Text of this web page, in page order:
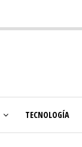
TECNOLOGÍA